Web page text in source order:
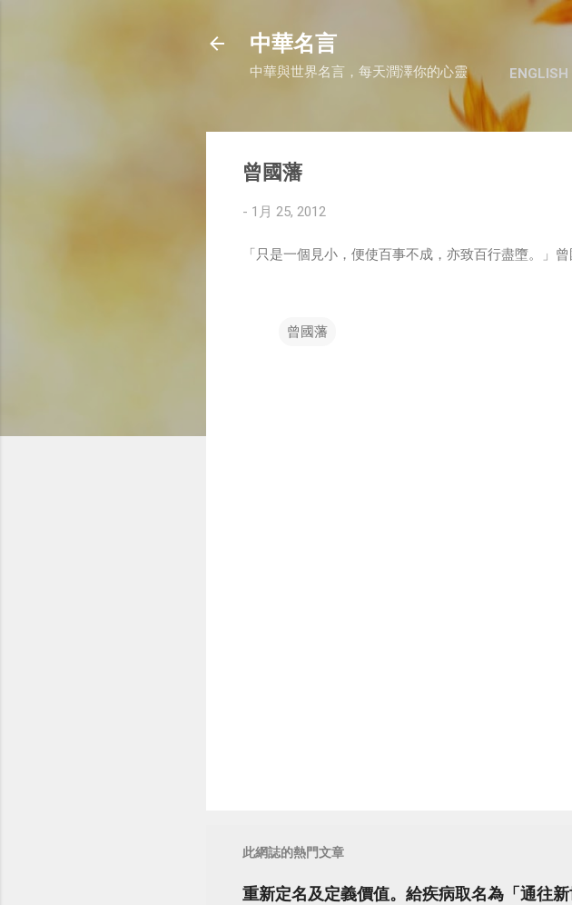
中華名言
中華與世界名言，每天潤澤你的心靈 ENGLISH
曾國藩
- 1月 25, 2012
「只是一個見小，便使百事不成，亦致百行盡墮。」
曾國藩
此網誌的熱門文章
重新定名及定義價值。給疾病取名為「通往